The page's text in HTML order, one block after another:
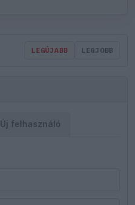
LEGÚJABB LEGJOBB
Új felhasználó